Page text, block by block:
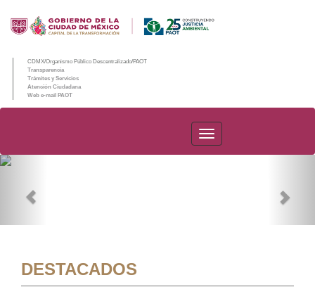
CDMX/Organismo Público Descentralizado/PAOT
Transparencia
Trámites y Servicios
Atención Ciudadana
Web e-mail PAOT
PAOT
DESTACADOS